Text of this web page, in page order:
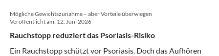
Mögliche Gewichtszunahme – aber Vorteile überwiegen
Veröffentlicht am: 12. Juni 2026
Rauchstopp reduziert das Psoriasis-Risiko
Ein Rauchstopp schützt vor Psoriasis. Doch das Aufhören